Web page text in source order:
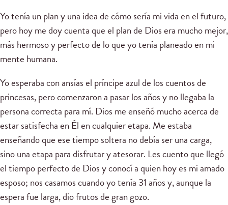
Yo tenía un plan y una idea de cómo sería mi vida en el futuro,
pero hoy me doy cuenta que el plan de Dios era mucho mejor,
más hermoso y perfecto de lo que yo tenía planeado en mi
mente humana.
Yo esperaba con ansías el príncipe azul de los cuentos de
princesas, pero comenzaron a pasar los años y no llegaba la
persona correcta para mí. Dios me enseñó mucho acerca de
estar satisfecha en Él en cualquier etapa. Me estaba
enseñando que ese tiempo soltera no debía ser una carga,
sino una etapa para disfrutar y atesorar. Les cuento que llegó
el tiempo perfecto de Dios y conocí a quien hoy es mi amado
esposo; nos casamos cuando yo tenía 31 años y, aunque la
espera fue larga, dio frutos de gran gozo.